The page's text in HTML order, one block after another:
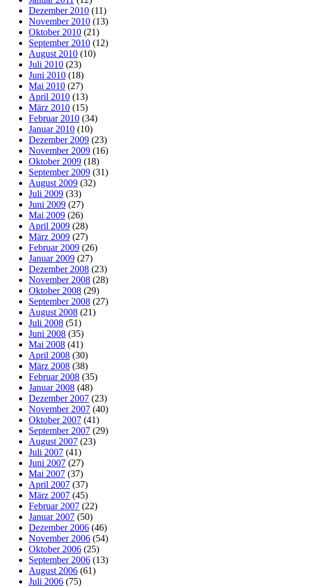
Dezember 2010 (11)
November 2010 (13)
Oktober 2010 (21)
September 2010 (12)
August 2010 (10)
Juli 2010 (23)
Juni 2010 (18)
Mai 2010 (27)
April 2010 (13)
März 2010 (15)
Februar 2010 (34)
Januar 2010 (10)
Dezember 2009 (23)
November 2009 (16)
Oktober 2009 (18)
September 2009 (31)
August 2009 (32)
Juli 2009 (33)
Juni 2009 (27)
Mai 2009 (26)
April 2009 (28)
März 2009 (27)
Februar 2009 (26)
Januar 2009 (27)
Dezember 2008 (23)
November 2008 (28)
Oktober 2008 (29)
September 2008 (27)
August 2008 (21)
Juli 2008 (51)
Juni 2008 (35)
Mai 2008 (41)
April 2008 (30)
März 2008 (38)
Februar 2008 (35)
Januar 2008 (48)
Dezember 2007 (23)
November 2007 (40)
Oktober 2007 (41)
September 2007 (29)
August 2007 (23)
Juli 2007 (41)
Juni 2007 (27)
Mai 2007 (37)
April 2007 (37)
März 2007 (45)
Februar 2007 (22)
Januar 2007 (50)
Dezember 2006 (46)
November 2006 (54)
Oktober 2006 (25)
September 2006 (13)
August 2006 (61)
Juli 2006 (75)